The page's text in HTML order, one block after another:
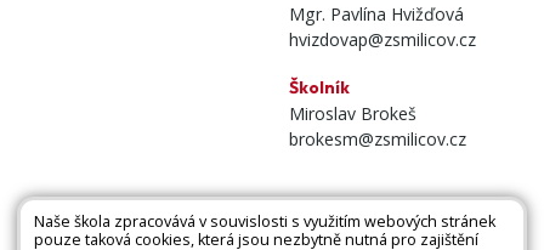
Mgr. Pavlína Hvižďová
hvizdovap@zsmilicov.cz
Školník
Miroslav Brokeš
brokesm@zsmilicov.cz
Naše škola zpracovává v souvislosti s využitím webových stránek
pouze taková cookies, která jsou nezbytně nutná pro zajištění